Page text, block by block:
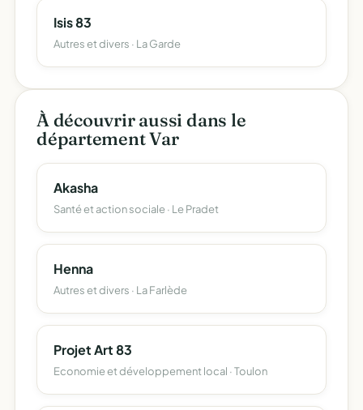
Isis 83
Autres et divers · La Garde
À découvrir aussi dans le
département Var
Akasha
Santé et action sociale · Le Pradet
Henna
Autres et divers · La Farlède
Projet Art 83
Economie et développement local · Toulon